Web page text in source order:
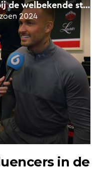
in de